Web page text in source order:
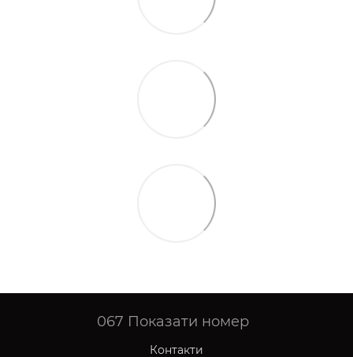
067 Показати номер
Контакти